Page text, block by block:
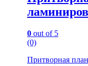
0 out of 5
(0)
Притворная